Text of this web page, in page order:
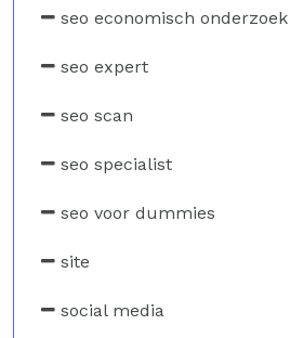
seo economisch onderzoek
seo expert
seo scan
seo specialist
seo voor dummies
site
social media